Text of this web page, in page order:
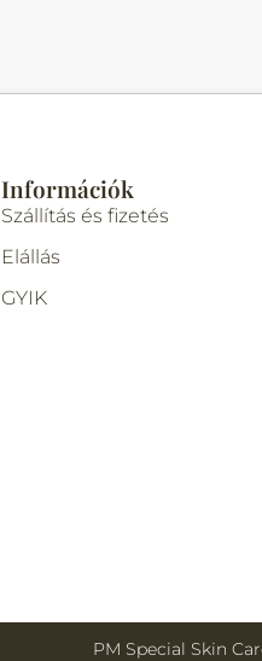
Információk
Szállítás és fizetés
Elállás
GYIK
PM Special Skin